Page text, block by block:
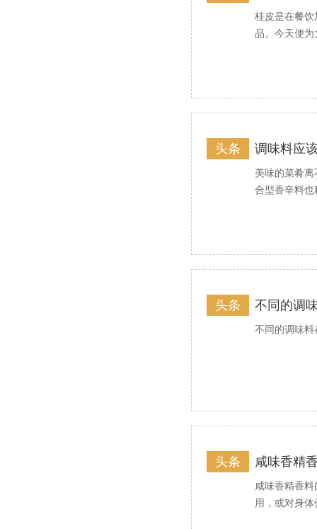
桂皮是在餐
品。今天便
调味料应
头条
美味的菜肴
合型香辛料也
不同的调
头条
不同的调味
咸味香精
头条
咸味香精香
用，或对身